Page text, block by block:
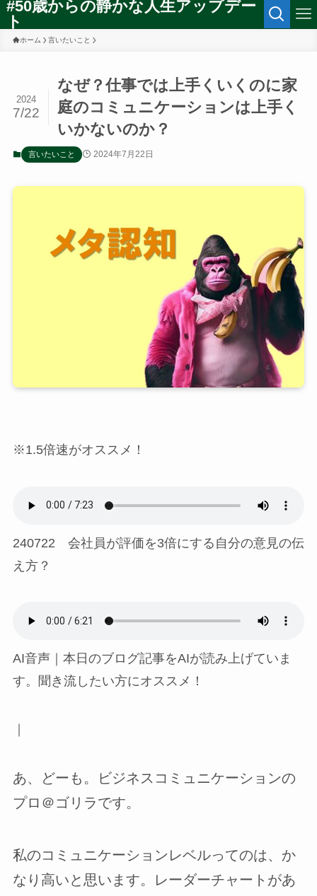
#50歳からの静かな人生アップデー
ト
ホーム 言いたいこと
なぜ？仕事では上手くいくのに家
庭のコミュニケーションは上手く
いかないのか？
2024
7/22
言いたいこと 2024年7月22日
※1.5倍速がオススメ！
240722 会社員が評価を3倍にする自分の意見の伝
え方？
AI音声｜本日のブログ記事をAIが読み上げていま
す。聞き流したい方にオススメ！
あ、どーも。ビジネスコミュニケーションの
プロ＠ゴリラです。
私のコミュニケーションレベルってのは、か
なり高いと思います。レーダーチャートがあ